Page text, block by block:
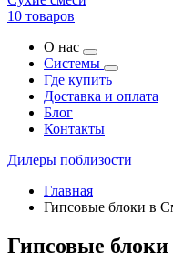
10 товаров
О нас
Системы
Где купить
Доставка и оплата
Блог
Контакты
Дилеры поблизости
Главная
Гипсовые блоки в
Гипсовые